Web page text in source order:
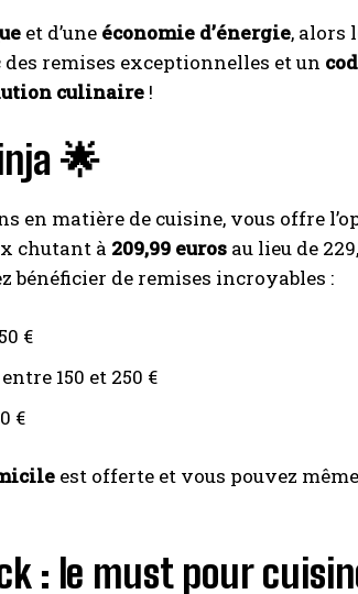
et d’une économie d’énergie, alors
remises exceptionnelles et un
culinaire !
🌟
en matière de cuisine, vous offre
chutant à 209,99 euros au lieu de
bénéficier de remises incroyables :
€
150 et 250 €
€
est offerte et vous pouvez
: le must pour